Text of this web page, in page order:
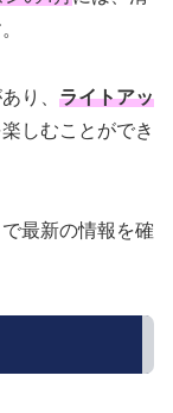
り、 ライトアッ
しむことができ
最新の情報を確